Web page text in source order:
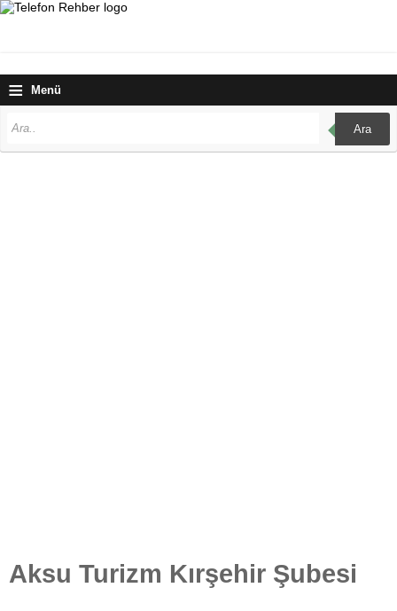
≡ Menü
Ara
Aksu Turizm Kırşehir Şubesi